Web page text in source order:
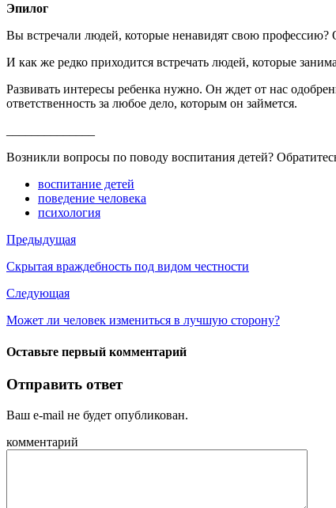
Эпилог
Вы встречали людей, которые ненавидят свою
И как же редко приходится встречать людей, которые
Развивать интересы ребенка нужно. Он ждет от нас
ответственность за любое дело, которым он займется.
Возникли вопросы по поводу воспитания детей?
воспитание детей
поведение человека
психология
Предыдущая
Скрытая враждебность под видом честности
Следующая
Может ли человек измениться в лучшую сторону?
Оставьте первый комментарий
Отправить ответ
Ваш e-mail не будет опубликован.
комментарий